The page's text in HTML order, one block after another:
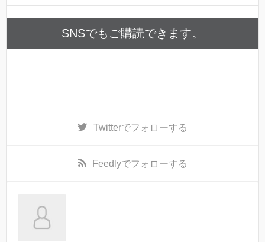
SNSでもご購読できます。
Twitterでフォローする
Feedlyでフォローする